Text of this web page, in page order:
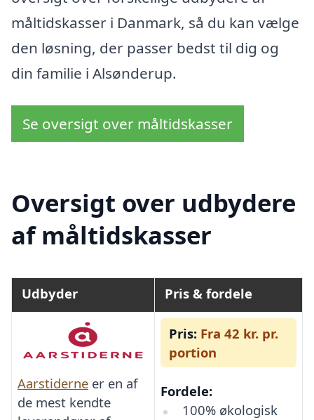
måltidskasser i Danmark, så du kan vælge
den løsning, der passer bedst til dig og
din familie i Alsønderup.
Se oversigt over måltidskasser
Oversigt over udbydere
af måltidskasser
Udbyder Pris & fordele
Aarstiderne er en af
de mest kendte
Pris: Fra 42 kr. pr.
portion
Fordele:
100% økologisk